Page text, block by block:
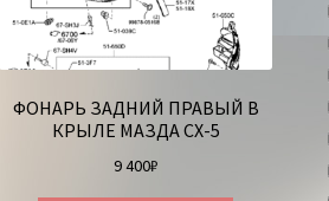
ФОНАРЬ ЗАДНИЙ ПРАВЫЙ В
КРЫЛЕ МАЗДА СХ-5
9 400₽